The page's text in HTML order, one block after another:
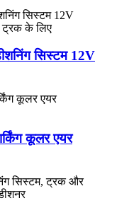
सिस्टम 12V
कूलर एयर